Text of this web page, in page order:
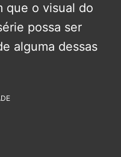
que o visual do
possa ser
alguma dessas